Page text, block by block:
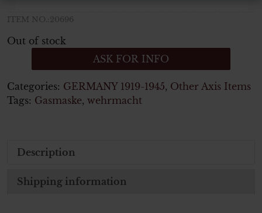
ITEM NO.:20696
Out of stock
ASK FOR INFO
Categories: GERMANY 1919-1945, Other Axis Items
Tags: Gasmaske, wehrmacht
Description
Shipping information